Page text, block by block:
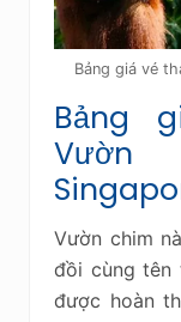
Bảng giá vé
Bảng
Vườn chim
đồi cùng tên
được hoàn